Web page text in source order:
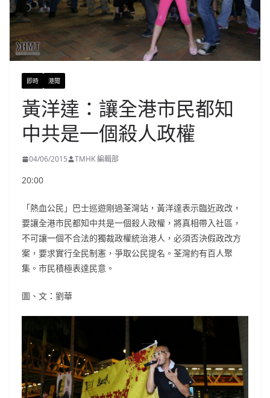
即時 港聞
黃洋達：讓全港市民都知
中共是一個殺人政權
04/06/2015 TMHK 編輯部
20:00
「熱血公民」巴士巡遊剛過荃灣站，黃洋達表示臨近政改，
要讓全港市民都知中共是一個殺人政權，將真相帶入社區，
不可讓一個不合法的獨裁政權統治港人，必須否決假政改方
案，要求實行全民制憲，爭取公民提名。荃灣約有百人聚
集。市民積極表達民意。
圖、文：劉華